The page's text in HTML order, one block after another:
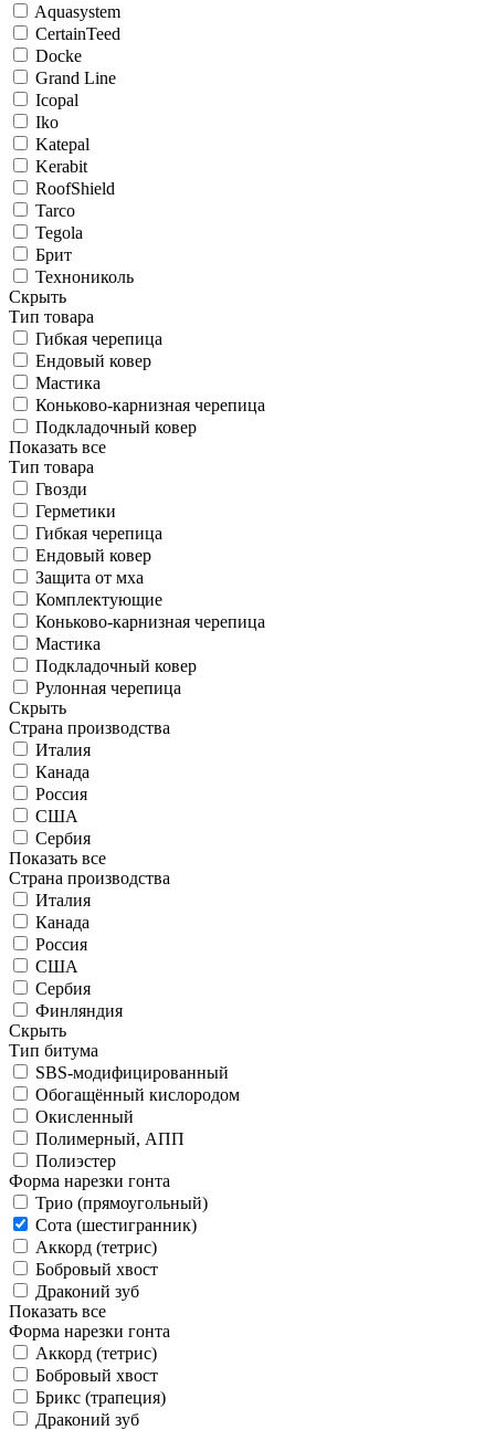
Aquasystem
CertainTeed
Docke
Grand Line
Icopal
Iko
Katepal
Kerabit
RoofShield
Tarco
Tegola
Брит
Технониколь
Скрыть
Тип товара
Гибкая черепица
Ендовый ковер
Мастика
Коньково-карнизная черепица
Подкладочный ковер
Показать все
Тип товара
Гвозди
Герметики
Гибкая черепица
Ендовый ковер
Защита от мха
Комплектующие
Коньково-карнизная черепица
Мастика
Подкладочный ковер
Рулонная черепица
Скрыть
Страна производства
Италия
Канада
Россия
США
Сербия
Показать все
Страна производства
Италия
Канада
Россия
США
Сербия
Финляндия
Скрыть
Тип битума
SBS-модифицированный
Обогащённый кислородом
Окисленный
Полимерный, АПП
Полиэстер
Форма нарезки гонта
Трио (прямоугольный)
Сота (шестигранник)
Аккорд (тетрис)
Бобровый хвост
Драконий зуб
Показать все
Форма нарезки гонта
Аккорд (тетрис)
Бобровый хвост
Брикс (трапеция)
Драконий зуб